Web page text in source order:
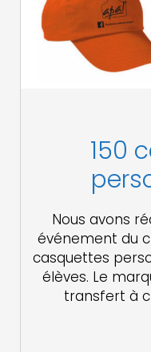
150
Nous avons
événement du
casquettes
élèves. Le
transfert à